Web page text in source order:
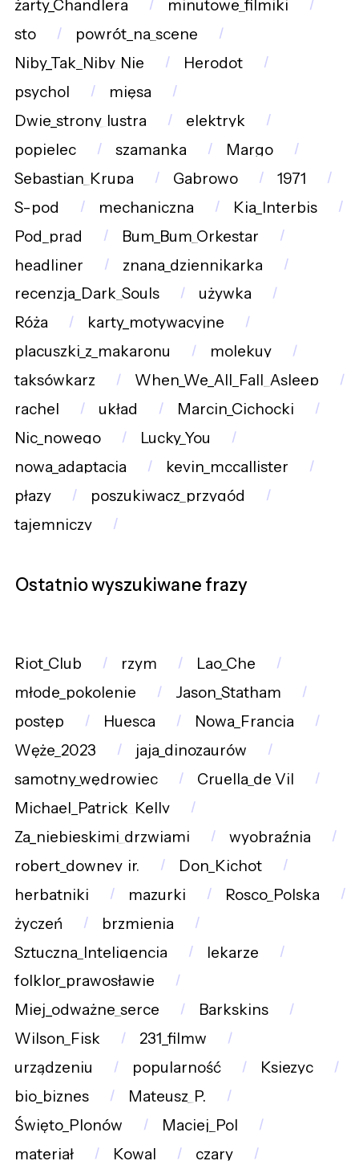
żarty_Chandlera
minutowe_filmiki
sto
powrót_na_scenę
Niby_Tak_Niby_Nie
Herodot
psychol
mięsa
Dwie_strony_lustra
elektryk
popielec
szamanka
Margo
Sebastian_Krupa
Gabrowo
1971
S-pod
mechaniczna
Kia_Interbis
Pod_prąd
Bum_Bum_Orkestar
headliner
znana_dziennikarka
recenzja_Dark_Souls
używka
Róża
karty_motywacyjne
placuszki_z_makaronu
molekuy
taksówkarz
When_We_All_Fall_Asleep
rachel
układ
Marcin_Cichocki
Nic_nowego
Lucky_You
nowa_adaptacja
kevin_mccallister
płazy
poszukiwacz_przygód
tajemniczy
Ostatnio wyszukiwane frazy
Riot_Club rzym
Lao_Che
młode_pokolenie
Jason_Statham
postęp
Huesca
Nowa_Francja
Węże_2023
jaja_dinozaurów
samotny_wędrowiec
Cruella_de_Vil
Michael_Patrick_Kelly
Za_niebieskimi_drzwiami
wyobraźnia
robert_downey_jr.
Don_Kichot
herbatniki
mazurki
Rosco_Polska
życzeń
brzmienia
Sztuczna_Inteligencja
lekarze
folklor_prawosławie
Miej_odważne_serce
Barkskins
Wilson_Fisk
231_filmw
urządzeniu
popularność
Ksiezyc
bio_biznes
Mateusz_P.
Święto_Plonów
Maciej_Pol
materiał
Kowal
czary